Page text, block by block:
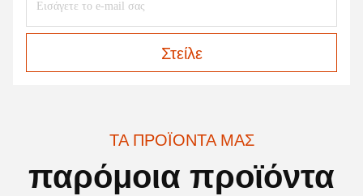
Στείλε
ΤΑ ΠΡΟΪΌΝΤΑ ΜΑΣ
παρόμοια προϊόντα